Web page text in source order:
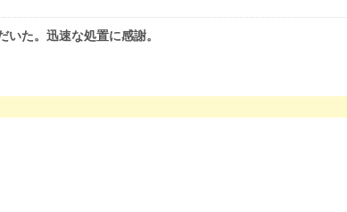
た。迅速な処置に感謝。